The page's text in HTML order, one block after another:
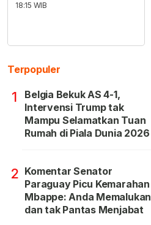
18:15 WIB
Terpopuler
1
Belgia Bekuk AS 4-1,
Intervensi Trump tak
Mampu Selamatkan Tuan
Rumah di Piala Dunia 2026
2 Komentar Senator
Paraguay Picu Kemarahan
Mbappe: Anda Memalukan
dan tak Pantas Menjabat